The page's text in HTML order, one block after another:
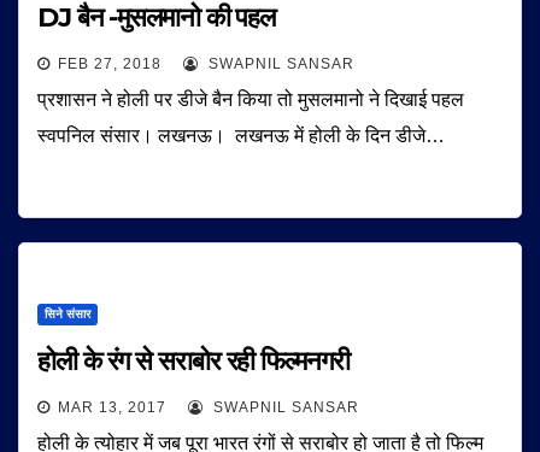
DJ बैन -मुसलमानो की पहल
FEB 27, 2018 SWAPNIL SANSAR
प्रशासन ने होली पर डीजे बैन किया तो मुसलमानो ने दिखाई पहल
स्वपनिल संसार। लखनऊ। लखनऊ में होली के दिन डीजे…
सिने संसार
होली के रंग से सराबोर रही फिल्मनगरी
MAR 13, 2017 SWAPNIL SANSAR
होली के त्योहार में जब पूरा भारत रंगों से सराबोर हो जाता है तो फिल्म